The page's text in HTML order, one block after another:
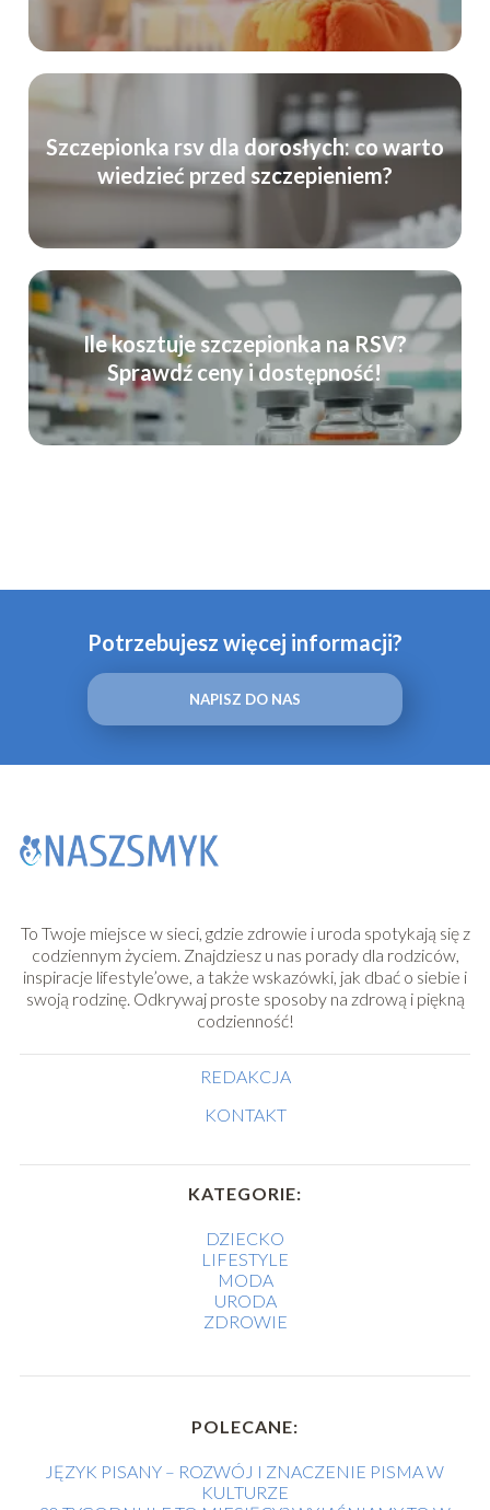
Szczepionka rsv dla dorosłych: co warto
wiedzieć przed szczepieniem?
Ile kosztuje szczepionka na RSV?
Sprawdź ceny i dostępność!
Potrzebujesz więcej informacji?
NAPISZ DO NAS
To Twoje miejsce w sieci, gdzie zdrowie i uroda spotykają się z
codziennym życiem. Znajdziesz u nas porady dla rodziców,
inspiracje lifestyle’owe, a także wskazówki, jak dbać o siebie i
swoją rodzinę. Odkrywaj proste sposoby na zdrową i piękną
codzienność!
REDAKCJA
KONTAKT
KATEGORIE:
DZIECKO
LIFESTYLE
MODA
URODA
ZDROWIE
POLECANE:
JĘZYK PISANY – ROZWÓJ I ZNACZENIE PISMA W
KULTURZE